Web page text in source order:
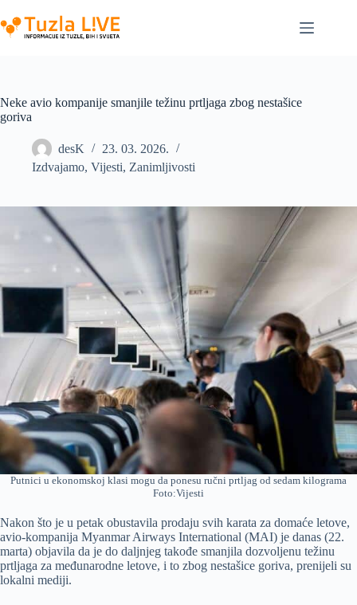
to
content
Neke avio kompanije smanjile težinu prtljaga zbog nestašice
goriva
desK
23. 03. 2026.
Izdvajamo, Vijesti, Zanimljivosti
Putnici u ekonomskoj klasi mogu da ponesu ručni prtljag od sedam kilograma
Foto:Vijesti
Nakon što je u petak obustavila prodaju svih karata za domaće letove,
avio-kompanija Myanmar Airways International (MAI) je danas (22.
marta) objavila da je do daljnjeg takođe smanjila dozvoljenu težinu
prtljaga za međunarodne letove, i to zbog nestašice goriva, prenijeli su
lokalni mediji.